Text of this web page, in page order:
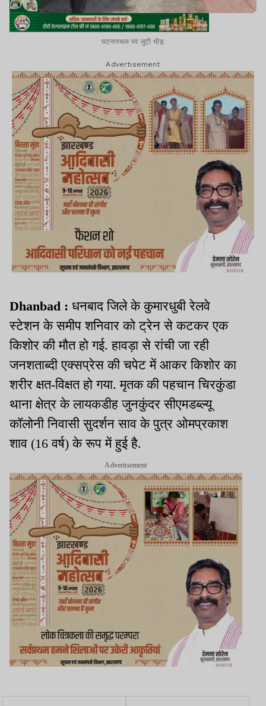
घटनास्थल पर जुटी भीड़.
Advertisement
Dhanbad : धनबाद जिले के कुमारधुबी रेलवे
स्टेशन के समीप शनिवार को ट्रेन से कटकर एक
किशोर की मौत हो गई. हावड़ा से रांची जा रही
जनशताब्दी एक्सप्रेस की चपेट में आकर किशोर का
शरीर क्षत-विक्षत हो गया. मृतक की पहचान चिरकुंडा
थाना क्षेत्र के लायकडीह जुनकुंदर सीएमडब्ल्यू
कॉलोनी निवासी सुदर्शन साव के पुत्र ओमप्रकाश
शाव (16 वर्ष) के रूप में हुई है.
Advertisement